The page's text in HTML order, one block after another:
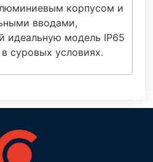
корпусом и
вводами,
идеальную модель IP65
суровых условиях.